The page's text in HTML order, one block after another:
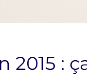
2015 :